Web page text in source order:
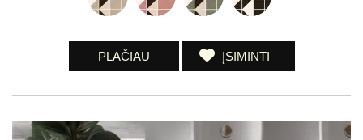
PLAČIAU ĮSIMINTI